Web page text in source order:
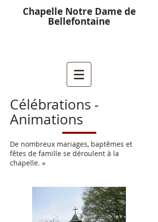
Chapelle Notre Dame de
Bellefontaine
Célébrations -
Animations
De nombreux mariages, baptêmes et
fêtes de famille se déroulent à la
chapelle. »